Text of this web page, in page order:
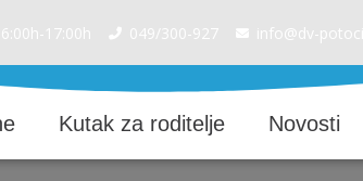
17:00h 049/300-927 info@dv-
Kutak za roditelje Novosti